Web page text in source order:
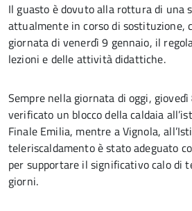
Il guasto è dovuto alla rottura di una
attualmente in corso di sostituzione,
giornata di venerdì 9 gennaio, il
lezioni e delle attività didattiche.
Sempre nella giornata di oggi,
verificato un blocco della caldaia
Finale Emilia, mentre a Vignola,
teleriscaldamento è stato adeguato
per supportare il significativo calo di
giorni.